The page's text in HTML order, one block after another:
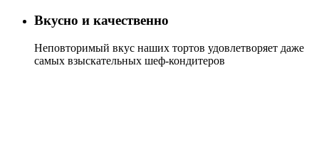
Вкусно и качественно
Неповторимый вкус наших тортов удовлетворяет даже
самых взыскательных шеф-кондитеров